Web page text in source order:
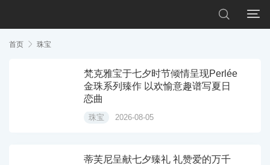


首页  珠宝
梵克雅宝于七夕时节倾情呈现Perlée
金珠系列臻作 以欢愉意趣谱写夏日
恋曲
珠宝 2026-08-05
蒂芙尼呈献七夕臻礼 礼赞爱的万千